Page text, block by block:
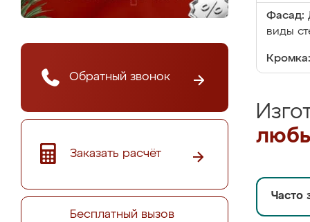
Обратный звонок
Заказать расчёт
Бесплатный вызов
Фасад:
виды
Кромка:
Часто